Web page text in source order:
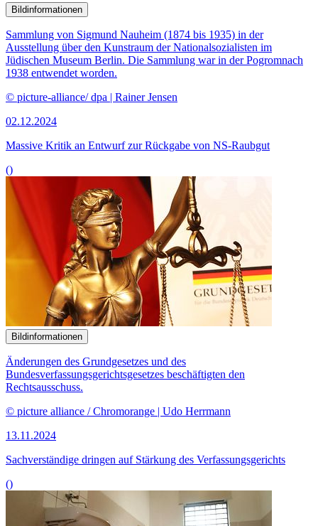
Bildinformationen
Sammlung von Sigmund Nauheim (1874 bis 1935) in der
Ausstellung über den Kunstraum der Nationalsozialisten im
Jüdischen Museum Berlin. Die Sammlung war in der Pogromnach
1938 entwendet worden.
© picture-alliance/ dpa | Rainer Jensen
02.12.2024
Massive Kritik an Entwurf zur Rückgabe von NS-Raubgut
()
Bildinformationen
Änderungen des Grundgesetzes und des
Bundesverfassungsgerichtsgesetzes beschäftigten den
Rechtsausschuss.
© picture alliance / Chromorange | Udo Herrmann
13.11.2024
Sachverständige dringen auf Stärkung des Verfassungsgerichts
()